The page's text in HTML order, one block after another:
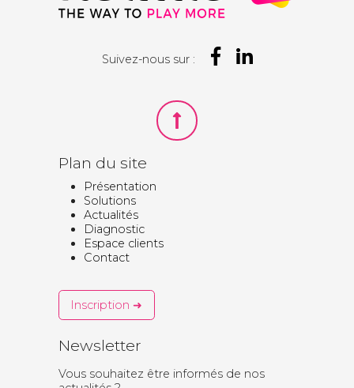
Suivez-nous sur :
Plan du site
Présentation
Solutions
Actualités
Diagnostic
Espace clients
Contact
Inscription ➜
Newsletter
Vous souhaitez être informés de nos